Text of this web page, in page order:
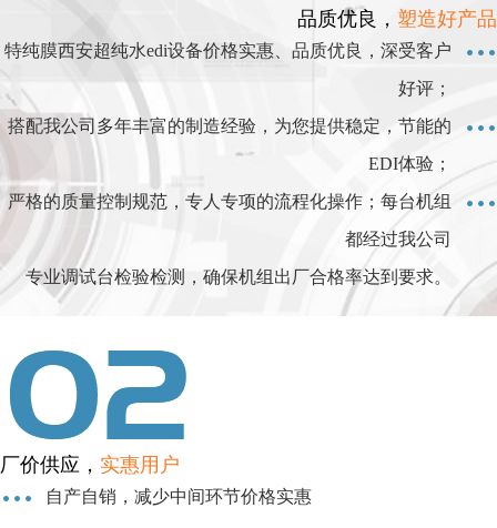
品质优良， 塑造好产品
特纯膜西安超纯水edi设备价格实惠、品质优良，深受客户
好评；
搭配我公司多年丰富的制造经验，为您提供稳定，节能的
EDI体验；
严格的质量控制规范，专人专项的流程化操作；每台机组
都经过我公司
专业调试台检验检测，确保机组出厂合格率达到要求。
厂价供应， 实惠用户
自产自销，减少中间环节价格实惠